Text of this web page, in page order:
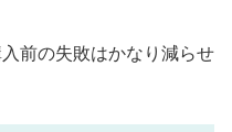
前の失敗はかなり減らせ